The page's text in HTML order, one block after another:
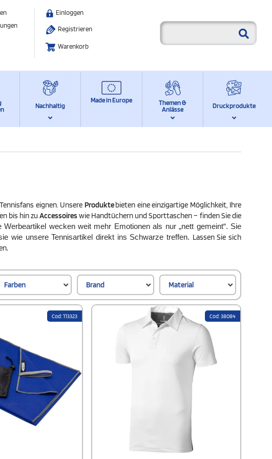
Einloggen
Registrieren
Warenkorb
Nachhaltig
Made in Europe
Themen &
Anlässe
Druckprodukte
eignen. Unsere Produktebieten eine einzigartige Möglichkeit, Ihre
bis hin zuAccessoireswie Handtüchern und Sporttaschen – finden Sie die
Werbeartikel wecken weit mehr Emotionen als nur „nett gemeint“. Sie
wie unsere Tennisartikel direkt ins Schwarze treffen. Lassen Sie sich
.
Farben Brand Material
Cod: 113323 Cod: 38084